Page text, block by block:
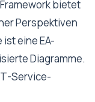
bietet
Perspektiven
eine EA-
Diagramme.
Service-